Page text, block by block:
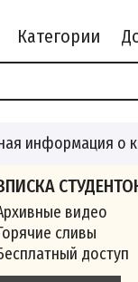
Категории
информация о
видео
сливы
доступ